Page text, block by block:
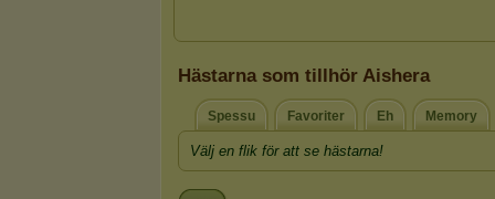
Hästarna som tillhör Aishera
Spessu Favoriter Eh Memory
Välj en flik för att se hästarna!